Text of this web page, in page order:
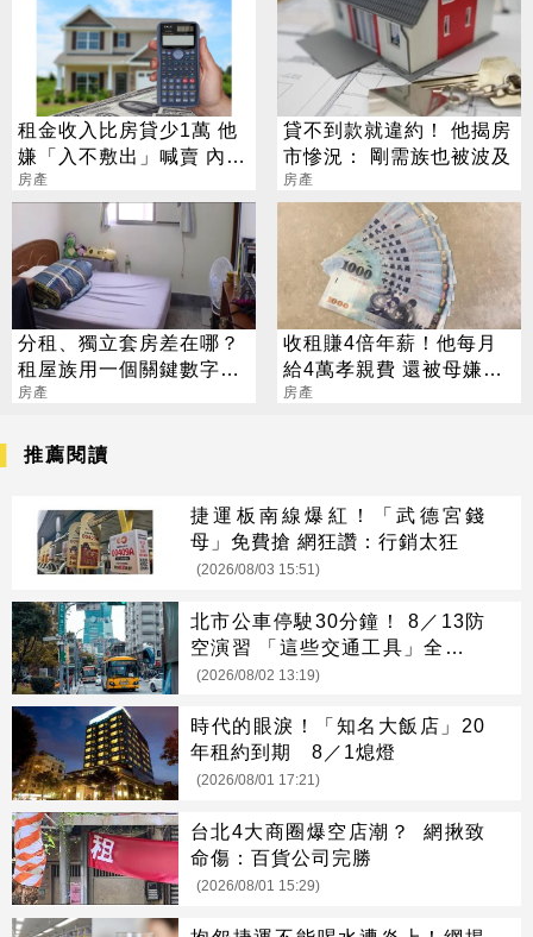
租金收入比房貸少1萬 他
嫌「入不敷出」喊賣 內行
人搖頭：算錯啦
房產
貸不到款就違約！ 他揭房
市慘況： 剛需族也被波及
房產
分租、獨立套房差在哪？
租屋族用一個關鍵數字挑
出CP值好房
房產
收租賺4倍年薪！他每月
給4萬孝親費 還被母嫌不
孝
房產
推薦閱讀
捷運板南線爆紅！「武德宮錢
母」免費搶 網狂讚：行銷太狂
(2026/08/03 15:51)
北市公車停駛30分鐘！ 8／13防
空演習 「這些交通工具」全面管
制
(2026/08/02 13:19)
時代的眼淚！「知名大飯店」20
年租約到期 8／1熄燈
(2026/08/01 17:21)
台北4大商圈爆空店潮？ 網揪致
命傷：百貨公司完勝
(2026/08/01 15:29)